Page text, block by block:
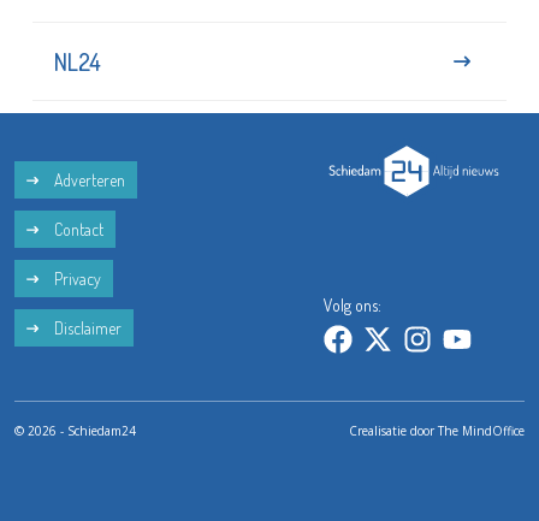
NL24
Adverteren
Contact
Privacy
Disclaimer
Volg ons:
© 2026 - Schiedam24 Crealisatie doorThe MindOffice